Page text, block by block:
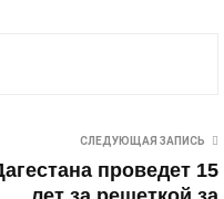
СЛЕДУЮЩАЯ ЗАПИСЬ
проведет 15